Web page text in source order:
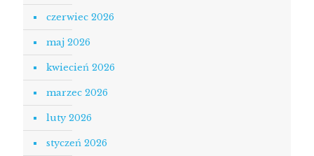
czerwiec 2026
maj 2026
kwiecień 2026
marzec 2026
luty 2026
styczeń 2026